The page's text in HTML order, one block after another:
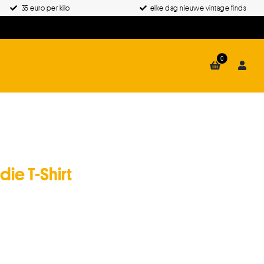
35 euro per kilo elke dag nieuwe vintage finds
0
T-Shirt